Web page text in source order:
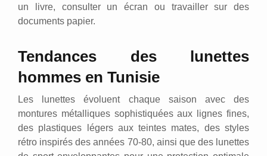
un livre, consulter un écran ou travailler sur des
documents papier.
Tendances des lunettes
hommes en Tunisie
Les lunettes évoluent chaque saison avec des
montures métalliques sophistiquées aux lignes fines,
des plastiques légers aux teintes mates, des styles
rétro inspirés des années 70-80, ainsi que des lunettes